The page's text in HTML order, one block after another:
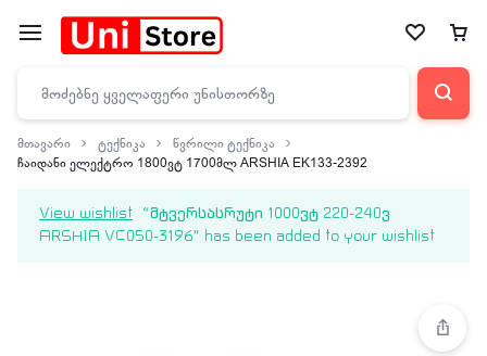
მთავარი ტექნიკა
წვრილი ტექნიკა
ჩაიდანი ელექტრო 1800ვტ 1700მლ ARSHIA EK133-2392
View wishlist
“მტვერსასრუტი 1000ვტ 220-240ვ
ARSHIA VC050-3196” has been added to your wishlist